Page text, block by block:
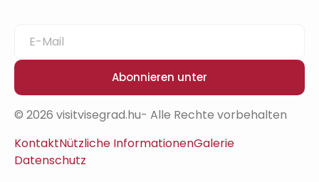
Abonnieren unter
© 2026 visitvisegrad.hu- Alle Rechte vorbehalten
KontaktNützliche InformationenGalerie
Datenschutz